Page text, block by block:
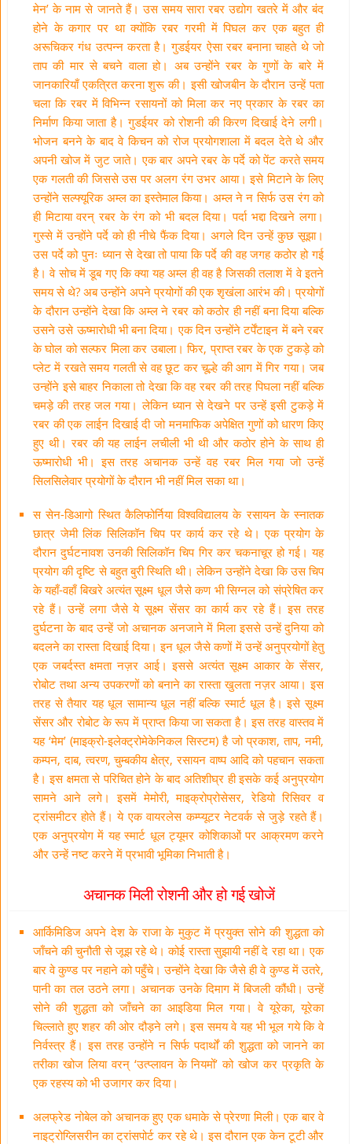
मेन’ के नाम से जानते हैं। उस समय सारा रबर उद्योग खतरे में और बंद
होने के कगार पर था क्योंकि रबर गरमी में पिघल कर एक बहुत ही
अरूचिकर गंध उत्पन्न करता है। गुडईयर ऐसा रबर बनाना चाहते थे जो
ताप की मार से बचने वाला हो। अब उन्होंने रबर के गुणों के बारे में
जानकारियाँ एकत्रित करना शुरू की। इसी खोजबीन के दौरान उन्हें पता
चला कि रबर में विभिन्न रसायनों को मिला कर नए प्रकार के रबर का
निर्माण किया जाता है। गुडईयर को रोशनी की किरण दिखाई देने लगी।
भोजन बनने के बाद वे किचन को रोज प्रयोगशाला में बदल देते थे और
अपनी खोज में जुट जाते। एक बार अपने रबर के पर्दे को पेंट करते समय
एक गलती की जिससे उस पर अलग रंग उभर आया। इसे मिटाने के लिए
उन्होंने सल्फ्यूरिक अम्ल का इस्तेमाल किया। अम्ल ने न सिर्फ उस रंग को
ही मिटाया वरन् रबर के रंग को भी बदल दिया। पर्दा भद्दा दिखने लगा।
गुस्से में उन्होंने पर्दे को ही नीचे फैंक दिया। अगले दिन उन्हें कुछ सूझा।
उस पर्दे को पुनः ध्यान से देखा तो पाया कि पर्दे की वह जगह कठोर हो गई
है। वे सोच में डूब गए कि क्या यह अम्ल ही वह है जिसकी तलाश में वे इतने
समय से थे? अब उन्होंने अपने प्रयोगों की एक शृखंला आरंभ की। प्रयोगों
के दौरान उन्होंने देखा कि अम्ल ने रबर को कठोर ही नहीं बना दिया बल्कि
उसने उसे ऊष्मारोधी भी बना दिया। एक दिन उन्होंने टर्पेंटाइन में बने रबर
के घोल को सल्फर मिला कर उबाला। फिर, प्राप्त रबर के एक टुकड़े को
प्लेट में रखते समय गलती से वह छूट कर चूल्हे की आग में गिर गया। जब
उन्होंने इसे बाहर निकाला तो देखा कि वह रबर की तरह पिघला नहीं बल्कि
चमड़े की तरह जल गया। लेकिन ध्यान से देखने पर उन्हें इसी टुकड़े में
रबर की एक लाईन दिखाई दी जो मनमाफिक अपेक्षित गुणों को धारण किए
हुए थी। रबर की यह लाईन लचीली भी थी और कठोर होने के साथ ही
ऊष्मारोधी भी। इस तरह अचानक उन्हें वह रबर मिल गया जो उन्हें
सिलसिलेवार प्रयोगों के दौरान भी नहीं मिल सका था।
स सेन-डिआगो स्थित कैलिफोर्निया विश्वविद्यालय के रसायन के स्नातक
छात्र जेमी लिंक सिलिकॉन चिप पर कार्य कर रहे थे। एक प्रयोग के
दौरान दुर्घटनावश उनकी सिलिकॉन चिप गिर कर चकनाचूर हो गई। यह
प्रयोग की दृष्टि से बहुत बुरी स्थिति थी। लेकिन उन्होंने देखा कि उस चिप
के यहाँ-वहाँ बिखरे अत्यंत सूक्ष्म धूल जैसे कण भी सिग्नल को संप्रेषित कर
रहे हैं। उन्हें लगा जैसे ये सूक्ष्म सेंसर का कार्य कर रहे हैं। इस तरह
दुर्घटना के बाद उन्हें जो अचानक अनजाने में मिला इससे उन्हें दुनिया को
बदलने का रास्ता दिखाई दिया। इन धूल जैसे कणों में उन्हें अनुप्रयोगों हेतु
एक जबर्दस्त क्षमता नज़र आई। इससे अत्यंत सूक्ष्म आकार के सेंसर,
रोबोट तथा अन्य उपकरणों को बनाने का रास्ता खुलता नज़र आया। इस
तरह से तैयार यह धूल सामान्य धूल नहीं बल्कि स्मार्ट धूल है। इसे सूक्ष्म
सेंसर और रोबोट के रूप में प्राप्त किया जा सकता है। इस तरह वास्तव में
यह ‘मेम’ (माइक्रो-इलेक्ट्रोमेकेनिकल सिस्टम) है जो प्रकाश, ताप, नमी,
कम्पन, दाब, त्वरण, चुम्बकीय क्षेत्र, रसायन वाष्प आदि को पहचान सकता
है। इस क्षमता से परिचित होने के बाद अतिशीघ्र ही इसके कई अनुप्रयोग
सामने आने लगे। इसमें मेमोरी, माइक्रोप्रोसेसर, रेडियो रिसिवर व
ट्रांसमीटर होते हैं। ये एक वायरलेस कम्प्यूटर नेटवर्क से जुड़े रहते हैं।
एक अनुप्रयोग में यह स्मार्ट धूल ट्यूमर कोशिकाओं पर आक्रमण करने
और उन्हें नष्ट करने में प्रभावी भूमिका निभाती है।
अचानक मिली रोशनी और हो गई खोजें
आर्किमिडिज अपने देश के राजा के मुकुट में प्रयुक्त सोने की शुद्धता को
जाँचने की चुनौती से जूझ रहे थे। कोई रास्ता सुझायी नहीं दे रहा था। एक
बार वे कुण्ड पर नहाने को पहुँचे। उन्होंने देखा कि जैसे ही वे कुण्ड में उतरे,
पानी का तल उठने लगा। अचानक उनके दिमाग में बिजली कौंधी। उन्हें
सोने की शुद्धता को जाँचने का आइडिया मिल गया। वे यूरेका, यूरेका
चिल्लाते हुए शहर की ओर दौड़ने लगे। इस समय वे यह भी भूल गये कि वे
निर्वस्त्र हैं। इस तरह उन्होंने न सिर्फ पदार्थों की शुद्धता को जानने का
तरीका खोज लिया वरन् ‘उत्प्लावन के नियमों’ को खोज कर प्रकृति के
एक रहस्य को भी उजागर कर दिया।
अलफ्रेड नोबेल को अचानक हुए एक धमाके से प्रेरणा मिली। एक बार वे
नाइट्रोग्लिसरीन का ट्रांसपोर्ट कर रहे थे। इस दौरान एक केन टूटी और